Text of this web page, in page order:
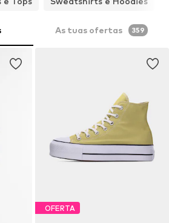
As tuas ofertas 359
OFERTA